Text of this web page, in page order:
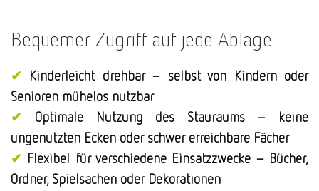
Bequemer Zugriff auf jede Ablage
✔ Kinderleicht drehbar – selbst von Kindern oder
Senioren mühelos nutzbar
✔ Optimale Nutzung des Stauraums – keine
ungenutzten Ecken oder schwer erreichbare Fächer
✔ Flexibel für verschiedene Einsatzzwecke – Bücher,
Ordner, Spielsachen oder Dekorationen